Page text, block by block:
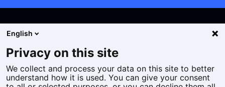
Cookies
Privacy statement
English
Privacy on this site
We collect and process your data on this site to better
understand how it is used. You can give your consent